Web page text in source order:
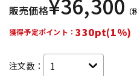
販売価格
（
獲得予定ポイント：330pt(1%)
注文数：